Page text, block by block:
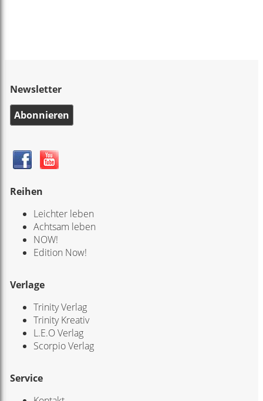
Newsletter
Abonnieren
Reihen
Leichter leben
Achtsam leben
NOW!
Edition Now!
Verlage
Trinity Verlag
Trinity Kreativ
L.E.O Verlag
Scorpio Verlag
Service